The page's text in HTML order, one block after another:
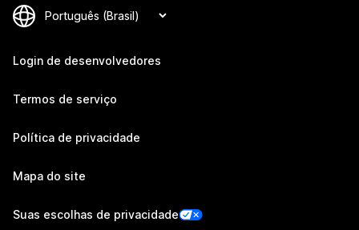
Login de desenvolvedores
Termos de serviço
Política de privacidade
Mapa do site
Suas escolhas de privacidade